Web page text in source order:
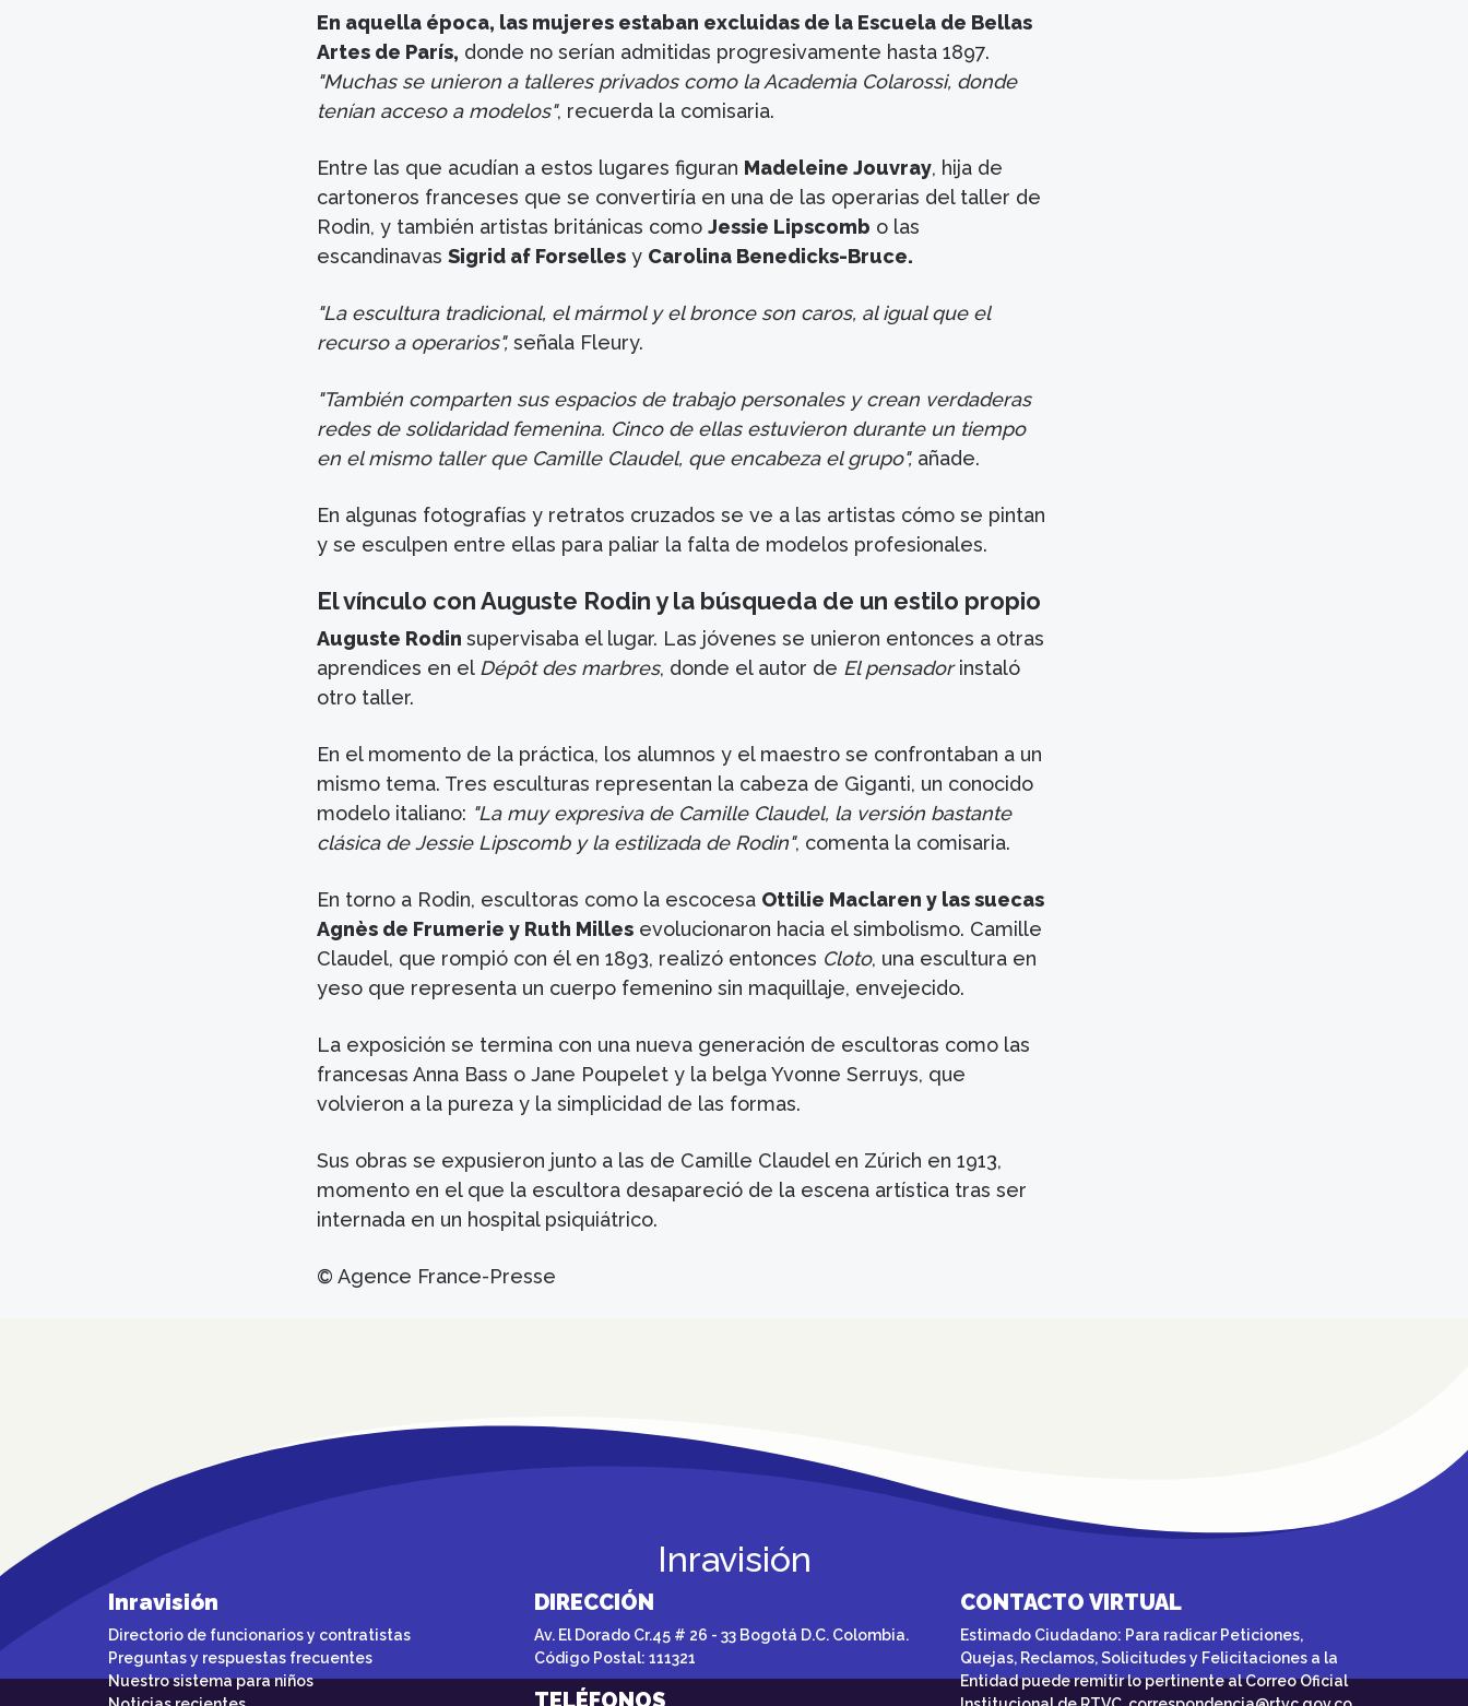
En aquella época, las mujeres estaban excluidas de la Escuela de Bellas
Artes de París, donde no serían admitidas progresivamente hasta 1897.
"Muchas se unieron a talleres privados como la Academia Colarossi, donde
tenían acceso a modelos", recuerda la comisaria.
Entre las que acudían a estos lugares figuran Madeleine Jouvray, hija de
cartoneros franceses que se convertiría en una de las operarias del taller de
Rodin, y también artistas británicas como Jessie Lipscomb o las
escandinavas Sigrid af Forselles y Carolina Benedicks-Bruce.
"La escultura tradicional, el mármol y el bronce son caros, al igual que el
recurso a operarios", señala Fleury.
"También comparten sus espacios de trabajo personales y crean verdaderas
redes de solidaridad femenina. Cinco de ellas estuvieron durante un tiempo
en el mismo taller que Camille Claudel, que encabeza el grupo", añade.
En algunas fotografías y retratos cruzados se ve a las artistas cómo se pintan
y se esculpen entre ellas para paliar la falta de modelos profesionales.
El vínculo con Auguste Rodin y la búsqueda de un estilo propio
Auguste Rodin supervisaba el lugar. Las jóvenes se unieron entonces a otras
aprendices en el Dépôt des marbres, donde el autor de El pensadorinstaló
otro taller.
En el momento de la práctica, los alumnos y el maestro se confrontaban a un
mismo tema. Tres esculturas representan la cabeza de Giganti, un conocido
modelo italiano: "La muy expresiva de Camille Claudel, la versión bastante
clásica de Jessie Lipscomb y la estilizada de Rodin", comenta la comisaria.
En torno a Rodin, escultoras como la escocesa Ottilie Maclaren y las suecas
Agnès de Frumerie y Ruth Milles evolucionaron hacia el simbolismo. Camille
Claudel, que rompió con él en 1893, realizó entonces Cloto, una escultura en
yeso que representa un cuerpo femenino sin maquillaje, envejecido.
La exposición se termina con una nueva generación de escultoras como las
francesas Anna Bass o Jane Poupelet y la belga Yvonne Serruys, que
volvieron a la pureza y la simplicidad de las formas.
Sus obras se expusieron junto a las de Camille Claudel en Zúrich en 1913,
momento en el que la escultora desapareció de la escena artística tras ser
internada en un hospital psiquiátrico.
© Agence France-Presse
Inravisión
Inravisión
Directorio de funcionarios y contratistas
Preguntas y respuestas frecuentes
Nuestro sistema para niños
DIRECCIÓN
Av. El Dorado Cr.45 # 26 - 33 Bogotá D.C. Colombia.
Código Postal: 111321
TELÉFONOS
CONTACTO VIRTUAL
Estimado Ciudadano: Para radicar Peticiones,
Quejas, Reclamos, Solicitudes y Felicitaciones a la
Entidad puede remitir lo pertinente al Correo Oficial